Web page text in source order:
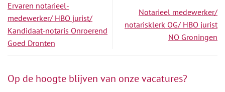
Ervaren notarieel-
medewerker/ HBO jurist/
Kandidaat-notaris Onroerend
Goed Dronten
Notarieel medewerker/
notarisklerk OG/ HBO jurist
NO Groningen
Op de hoogte blijven van onze vacatures?